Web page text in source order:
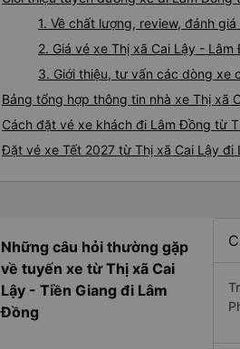
1. Về chất lượng, review, đánh
2. Giá vé xe Thị xã Cai Lậy - Lâm
3. Giới thiệu, tư vấn các dòng xe
Bảng tổng hợp thông tin nhà xe Thị xã
Cách đặt vé xe khách đi Lâm Đồng từ
Đặt vé xe Tết 2027 từ Thị xã Cai Lậy đi
Những câu hỏi thường gặp
về tuyến xe từ Thị xã Cai
Lậy - Tiền Giang đi Lâm
Đồng